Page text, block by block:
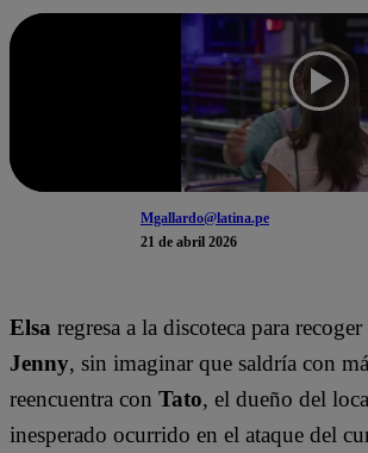
Mgallardo@latina.pe
21 de abril 2026
Elsa regresa a la discoteca para
Jenny, sin imaginar que saldría con
reencuentra con Tato, el dueño del
inesperado ocurrido en el ataque del